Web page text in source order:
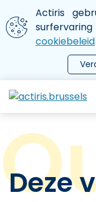
Aller au contenu
We gebruiken
Actiris
surfervaring
cookiebeleid
le menu
Deze